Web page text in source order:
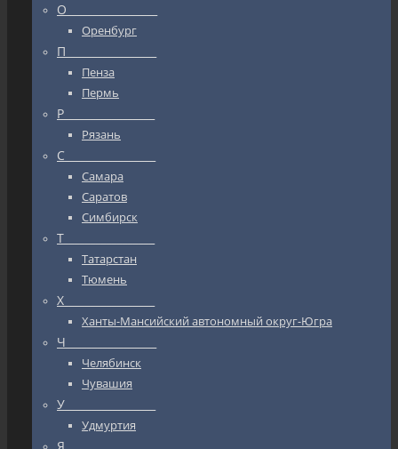
О_________________
Оренбург
П_________________
Пенза
Пермь
Р_________________
Рязань
С_________________
Самара
Саратов
Симбирск
Т_________________
Татарстан
Тюмень
Х_________________
Ханты-Мансийский автономный округ-Югра
Ч_________________
Челябинск
Чувашия
У_________________
Удмуртия